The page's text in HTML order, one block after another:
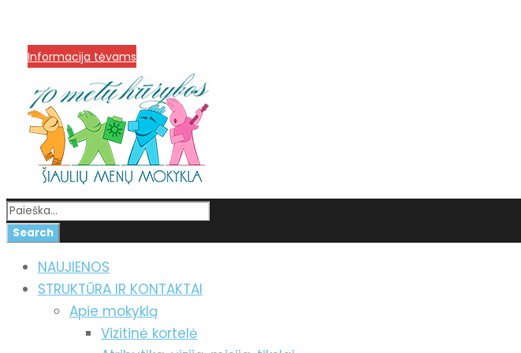
Informacija tėvams
NAUJIENOS
STRUKTŪRA IR KONTAKTAI
Apie mokyklą
Vizitinė kortelė